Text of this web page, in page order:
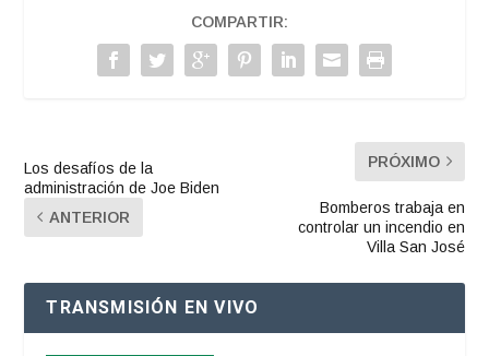
COMPARTIR:
Los desafíos de la
administración de Joe Biden
ANTERIOR
PRÓXIMO
Bomberos trabaja en
controlar un incendio en
Villa San José
TRANSMISIÓN EN VIVO